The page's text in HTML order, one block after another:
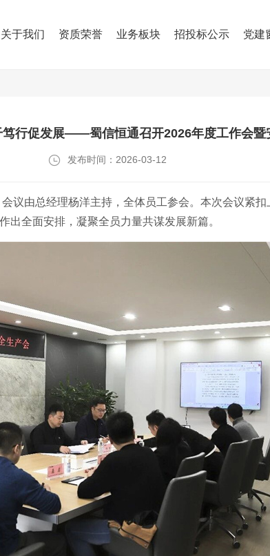
关于我们 资质荣誉 业务板块 招投标公示 党建
笃行促发展——蜀信恒通召开2026年度工作会暨
 发布时间：2026-03-12
议由总经理杨洋主持，全体员工参会。本次会议紧
出全面安排，凝聚全员力量共谋发展新篇。